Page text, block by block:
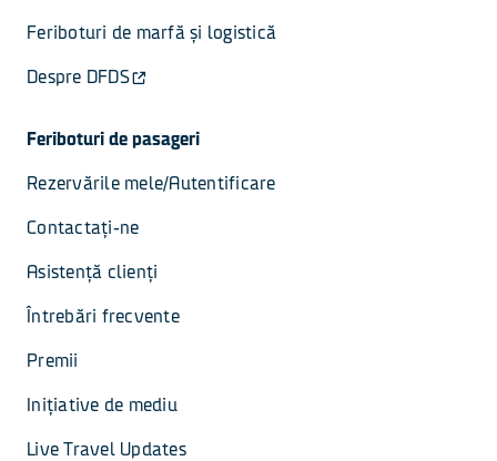
Feriboturi de marfă și logistică
Despre DFDS
Feriboturi de pasageri
Rezervările mele/Autentificare
Contactați-ne
Asistență clienți
Întrebări frecvente
Premii
Inițiative de mediu
Live Travel Updates